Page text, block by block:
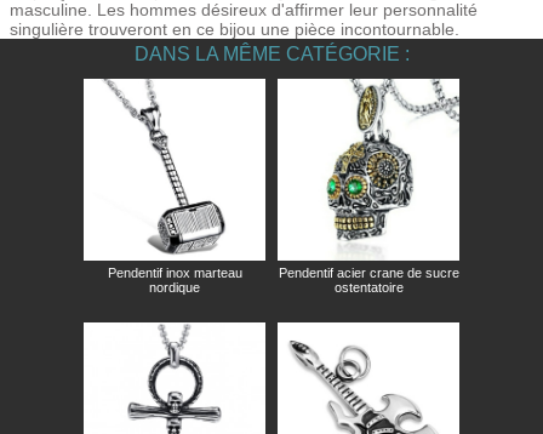
masculine. Les hommes désireux d'affirmer leur personnalité
singulière trouveront en ce bijou une pièce incontournable.
DANS LA MÊME CATÉGORIE :
Pendentif inox marteau
nordique
Pendentif acier crane de sucre
ostentatoire